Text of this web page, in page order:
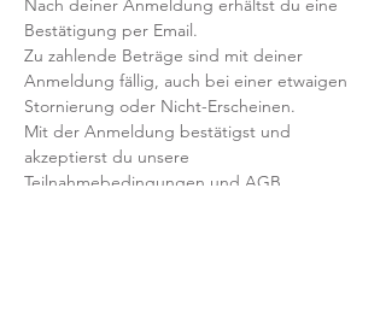
Nach deiner Anmeldung erhältst du eine
Bestätigung per Email.
Zu zahlende Beträge sind mit deiner
Anmeldung fällig, auch bei einer etwaigen
Stornierung oder Nicht-Erscheinen.
Mit der Anmeldung bestätigst und
akzeptierst du unsere
Teilnahmebedingungen und AGB.